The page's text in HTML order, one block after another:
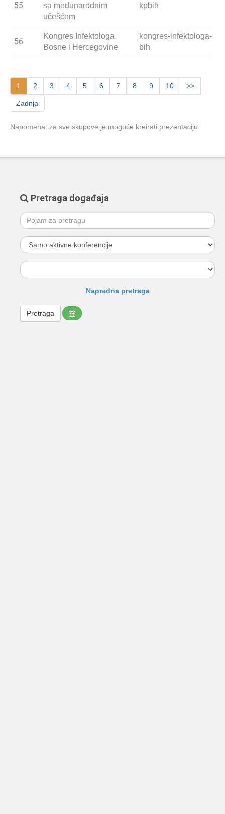
55
sa međunarodnim
učešćem
kpbih
56
Kongres Infektologa
Bosne i Hercegovine
kongres-infektologa-
bih
1 2 3 4 5 6 7 8 9 10 >>
Zadnja
Napomena: za sve skupove je moguće kreirati prezentaciju
Pretraga događaja
Napredna pretraga